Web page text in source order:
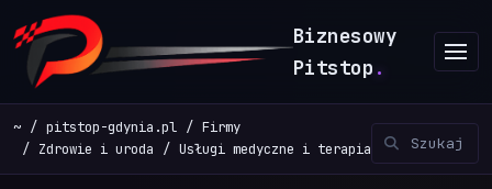
Biznesowy
Pitstop .
~ pitstop-gdynia.pl
Firmy
Zdrowie i uroda
Usługi medyczne i terapia